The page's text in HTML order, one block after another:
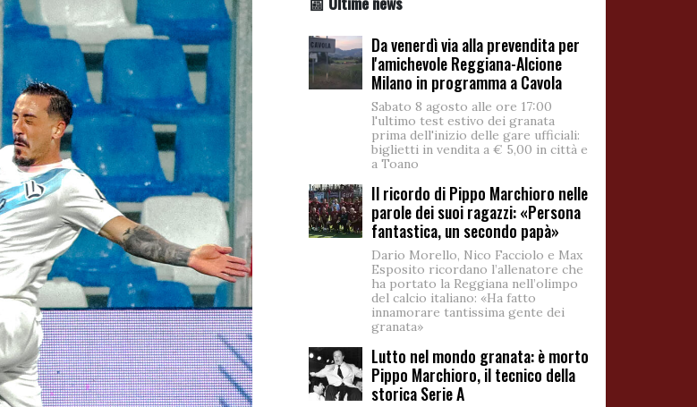
Da venerdì via alla prevendita per
l'amichevole Reggiana-Alcione
Milano in programma a Cavola
Sabato 8 agosto alle ore 17:00
l'ultimo test estivo dei granata
prima dell'inizio delle gare ufficiali:
biglietti in vendita a € 5,00 in città e
a Toano
Il ricordo di Pippo Marchioro nelle
parole dei suoi ragazzi: «Persona
fantastica, un secondo papà»
Dario Morello, Nico Facciolo e Max
Esposito ricordano l’allenatore che
ha portato la Reggiana nell’olimpo
del calcio italiano: «Ha fatto
innamorare tantissima gente dei
granata»
Lutto nel mondo granata: è morto
Pippo Marchioro, il tecnico della
storica Serie A